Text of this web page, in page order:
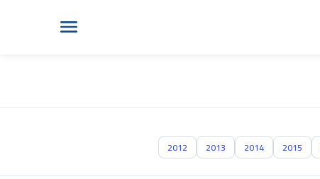
2015
2014
2013
2012